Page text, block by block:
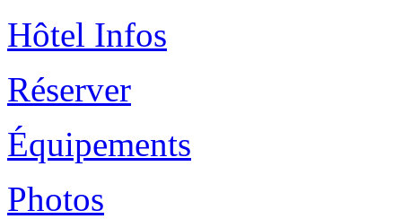
Hôtel Infos
Réserver
Équipements
Photos